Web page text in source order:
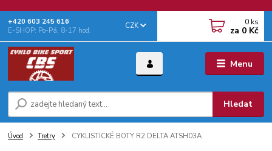
Menu
CZK
Hledat
+‭420 603 245 616‬
E-SHOP: Po-Pá, 8-17 hod.
0 ks
za 0 Kč
Úvod Tretry CYKLISTICKÉ BOTY R2 DELTA ATSH03A